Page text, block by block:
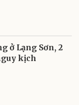
ở Lạng Sơn, 2
kịch